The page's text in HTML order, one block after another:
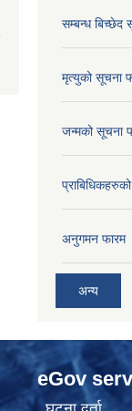
सम्बन्ध बिच्छेद
मृत्युको सूचना
जन्मको सूचना
अनुगमन फारम
अन्य
eGov